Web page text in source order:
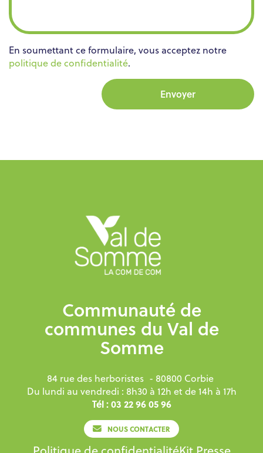
En soumettant ce formulaire, vous acceptez notre
politique de confidentialité.
Envoyer
Communauté de
communes du Val de
Somme
84 rue des herboristes - 80800 Corbie
Du lundi au vendredi : 8h30 à 12h et de 14h à 17h
Tél : 03 22 96 05 96
NOUS CONTACTER